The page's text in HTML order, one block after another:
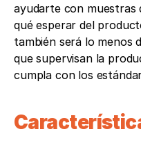
ayudarte con muestras
qué esperar del
también será lo menos
que supervisan la
cumpla con los